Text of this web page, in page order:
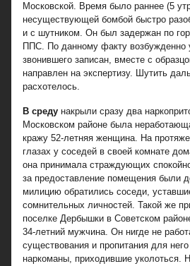
Московской. Время было раннее (5
несуществующей бомбой быстро
и с шутником. Он был задержан по
ППС. По данному факту возбужденно
звонившего записан, вместе с
направлен на экспертизу. Шутить
расхотелось.
В среду накрыли сразу два
Московском районе была
кражу 52-летняя женщина. На
глазах у соседей в своей комнате
она принимала страждующих
за предоставление помещения были
милицию обратились соседи,
сомнительных личностей. Такой же
поселке Дербышки в Советском
34-летний мужчина. Он нигде не
существования и пропитания для
наркоманы, приходившие уколоться.